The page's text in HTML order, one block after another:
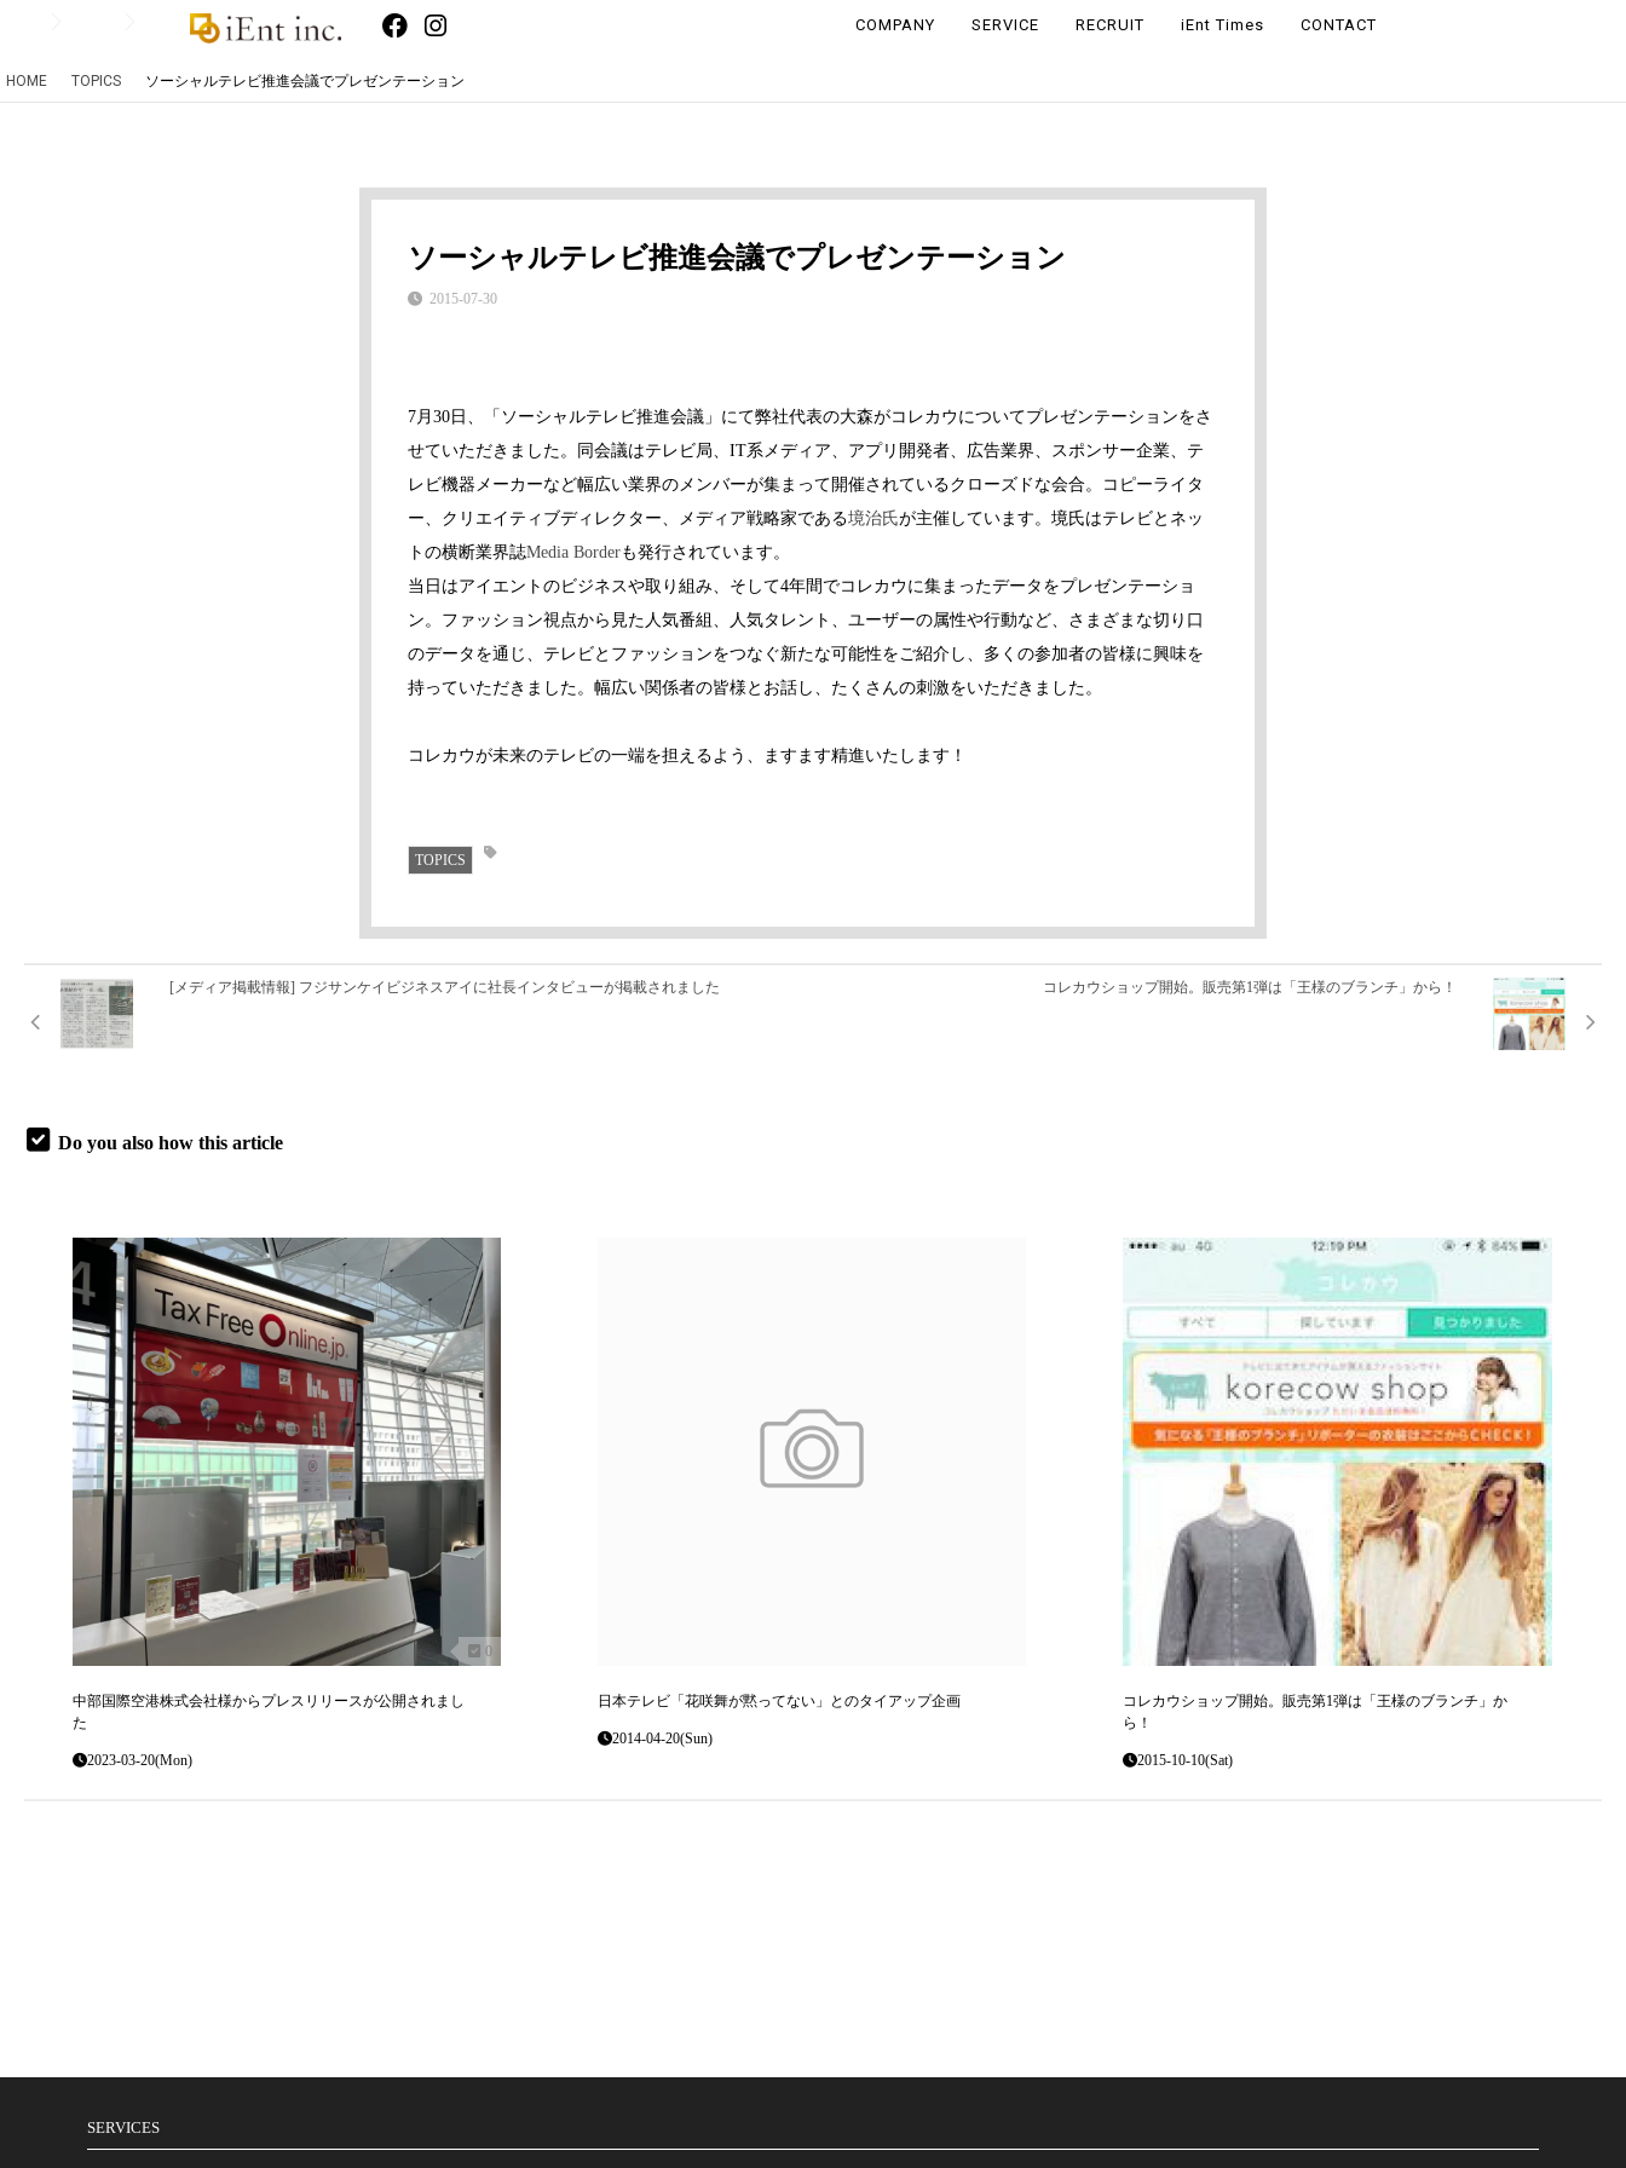
COMPANY SERVICE RECRUIT iEnt Times CONTACT
HOME TOPICS ソーシャルテレビ推進会議でプレゼンテーション
ソーシャルテレビ推進会議でプレゼンテーション
2015-07-30
7月30日、「ソーシャルテレビ推進会議」にて弊社代表の大森がコレカウについてプレゼンテーションをさ
せていただきました。同会議はテレビ局、IT系メディア、アプリ開発者、広告業界、スポンサー企業、テ
レビ機器メーカーなど幅広い業界のメンバーが集まって開催されているクローズドな会合。コピーライタ
ー、クリエイティブディレクター、メディア戦略家である境治氏が主催しています。境氏はテレビとネッ
トの横断業界誌Media Borderも発行されています。
当日はアイエントのビジネスや取り組み、そして4年間でコレカウに集まったデータをプレゼンテーショ
ン。ファッション視点から見た人気番組、人気タレント、ユーザーの属性や行動など、さまざまな切り口
のデータを通じ、テレビとファッションをつなぐ新たな可能性をご紹介し、多くの参加者の皆様に興味を
持っていただきました。幅広い関係者の皆様とお話し、たくさんの刺激をいただきました。
コレカウが未来のテレビの一端を担えるよう、ますます精進いたします！
TOPICS
[メディア掲載情報] フジサンケイビジネスアイに社長インタビューが掲載されました コレカウショップ開始。販売第1弾は「王様のブランチ」から！
Do you also how this article
0
中部国際空港株式会社様からプレスリリースが公開されまし
た
2023-03-20(Mon)
日本テレビ「花咲舞が黙ってない」とのタイアップ企画
2014-04-20(Sun)
コレカウショップ開始。販売第1弾は「王様のブランチ」か
ら！
2015-10-10(Sat)
SERVICES